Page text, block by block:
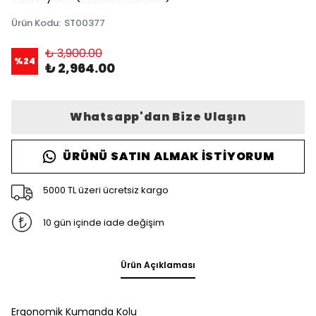
Ürün Kodu: ST00377
%24 ₺ 3,900.00
₺ 2,964.00
Whatsapp'dan Bize Ulaşın
ÜRÜNÜ SATIN ALMAK İSTIYORUM
5000 TL üzeri ücretsiz kargo
10 gün içinde iade değişim
Ürün Açıklaması
Ergonomik Kumanda Kolu